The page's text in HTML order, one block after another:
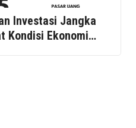
Investasi Jangka
Kondisi Ekonomi